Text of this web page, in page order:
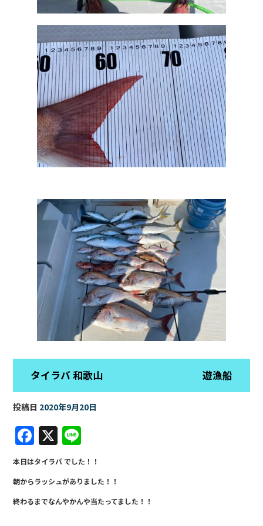
タイラバ 和歌山 遊漁船
投稿日 2020年9月20日
F
a
c
e
b
X
n
e
本日はタイラバ でした！！
朝からラッシュがありました！！
終わるまでなんやかんや当たってました！！